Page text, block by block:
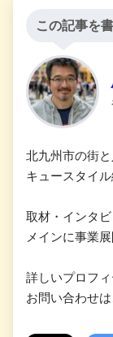
この記事を
北九州市の街
キュースタイ
取材・インタ
メインに事業
詳しいプロフ
お問い合わせは